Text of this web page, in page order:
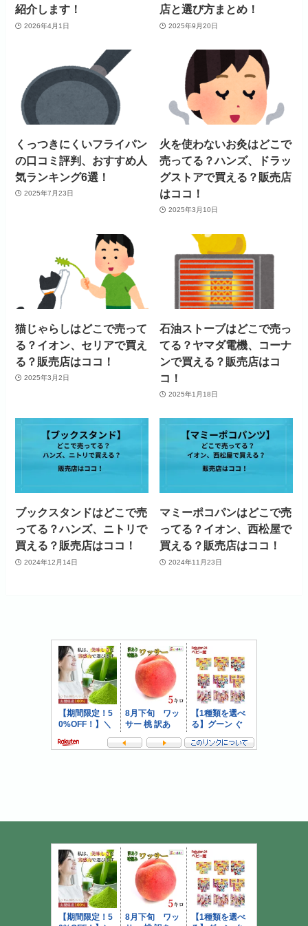
紹介します！
2026年4月1日
店と選び方まとめ！
2025年9月20日
くっつきにくいフライパン
の口コミ評判、おすすめ人
気ランキング6選！
2025年7月23日
火を使わないお灸はどこで
売ってる？ハンズ、ドラッ
グストアで買える？販売店
はココ！
2025年3月10日
猫じゃらしはどこで売って
る？イオン、セリアで買え
る？販売店はココ！
2025年3月2日
石油ストーブはどこで売っ
てる？ヤマダ電機、コーナ
ンで買える？販売店はコ
コ！
2025年1月18日
ブックスタンドはどこで売
ってる？ハンズ、ニトリで
買える？販売店はココ！
2024年12月14日
マミーポコパンはどこで売
ってる？イオン、西松屋で
買える？販売店はココ！
2024年11月23日